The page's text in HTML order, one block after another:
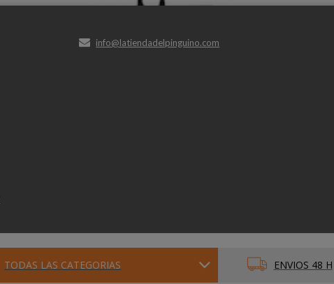
info@latiendadelpinguino.com
TODAS LAS CATEGORIAS ENVIOS 48 H